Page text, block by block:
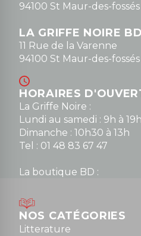
94100 St Maur-des-fossés
LA GRIFFE NOIRE BD
11 Rue de la Varenne
94100 St Maur-des-fossés
HORAIRES
La Griffe Noire :
Lundi au samedi : 9h à 19h
Dimanche : 10h30 à 13h
Tel : 01 48 83 67 47
La boutique BD :
Mardi au samedi : 10h à
Dimanche : 10h30 à 12h30
Tel : 01 48 89 13 88
NOS CATÉGORIES
Litterature